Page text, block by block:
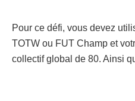
Pour ce défi, vous devez
TOTW ou FUT Champ et
collectif global de 80. Ainsi